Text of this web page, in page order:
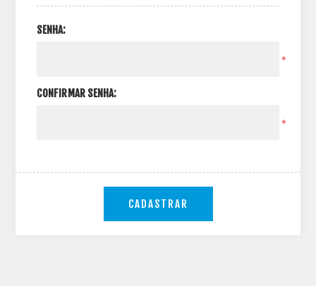
SENHA:
*
CONFIRMAR SENHA:
*
CADASTRAR